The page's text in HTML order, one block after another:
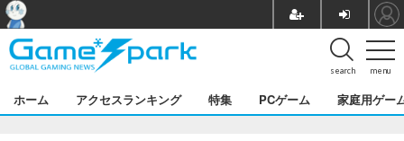
menu
search
ホーム アクセスランキング 特集 PCゲーム 家庭用ゲー